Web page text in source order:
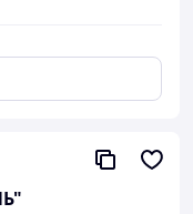
ассортимент
изделие